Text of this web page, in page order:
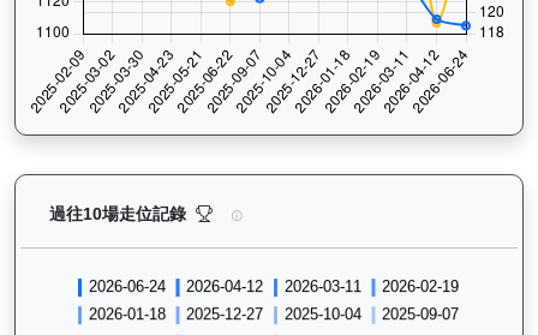
過往10場走位記錄 寶進（K249）— 過往走位記錄圖表